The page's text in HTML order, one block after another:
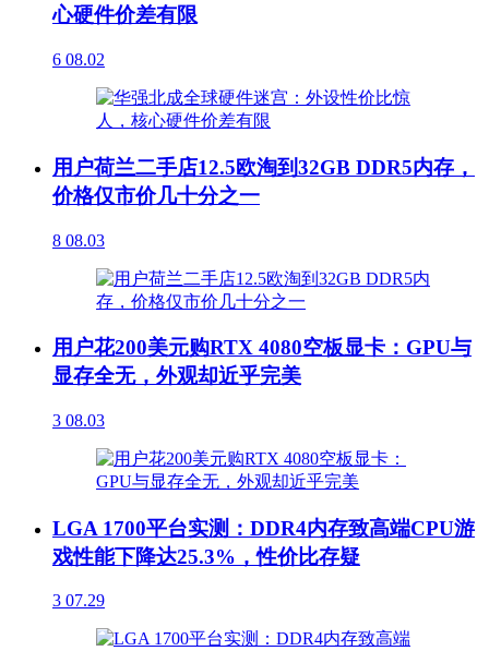
心硬件价差有限
6 08.02
用户荷兰二手店12.5欧淘到32GB DDR5内存，
价格仅市价几十分之一
8 08.03
用户花200美元购RTX 4080空板显卡：GPU与
显存全无，外观却近乎完美
3 08.03
LGA 1700平台实测：DDR4内存致高端CPU游
戏性能下降达25.3%，性价比存疑
3 07.29